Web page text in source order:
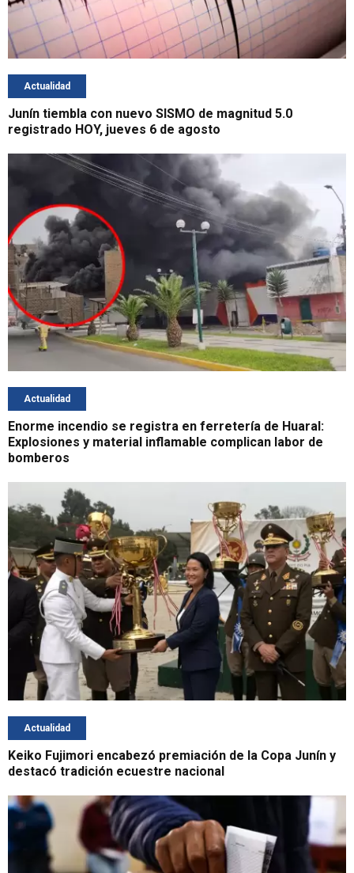
Actualidad
Junín tiembla con nuevo SISMO de magnitud 5.0
registrado HOY, jueves 6 de agosto
Actualidad
Enorme incendio se registra en ferretería de Huaral:
Explosiones y material inflamable complican labor de
bomberos
Actualidad
Keiko Fujimori encabezó premiación de la Copa Junín y
destacó tradición ecuestre nacional